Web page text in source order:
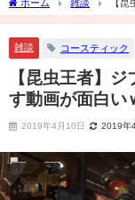
ホーム 雑談
【
いｗ
雑談 コースティック
【昆虫王者】
す動画が面白い
2019年4月10日 2019年